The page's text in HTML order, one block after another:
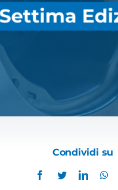
Condividi su